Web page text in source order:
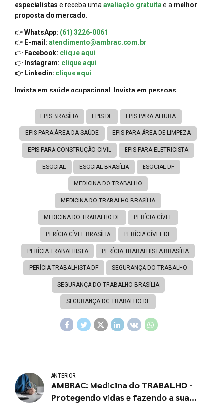
especialistas e receba uma avaliação gratuita e a melhor
proposta do mercado.
👉WhatsApp: (61) 3226-0061
👉 E-mail: atendimento@ambrac.com.br
👉 Facebook: clique aqui
👉 Instagram: clique aqui
👉 Linkedin: clique aqui
Invista em saúde ocupacional. Invista em pessoas.
EPIS BRASÍLIA EPIS DF EPIS PARA ALTURA
EPIS PARA ÁREA DA SAÚDE EPIS PARA ÁREA DE LIMPEZA
EPIS PARA CONSTRUÇÃO CIVIL EPIS PARA ELETRICISTA
ESOCIAL ESOCIAL BRASÍLIA ESOCIAL DF
MEDICINA DO TRABALHO
MEDICINA DO TRABALHO BRASÍLIA
MEDICINA DO TRABALHO DF PERÍCIA CÍVEL
PERÍCIA CÍVEL BRASÍLIA PERÍCIA CÍVEL DF
PERÍCIA TRABALHISTA PERÍCIA TRABALHISTA BRASÍLIA
PERÍCIA TRABALHISTA DF SEGURANÇA DO TRABALHO
SEGURANÇA DO TRABALHO BRASÍLIA
SEGURANÇA DO TRABALHO DF
ANTERIOR
AMBRAC: Medicina do TRABALHO -
Protegendo vidas e fazendo a sua